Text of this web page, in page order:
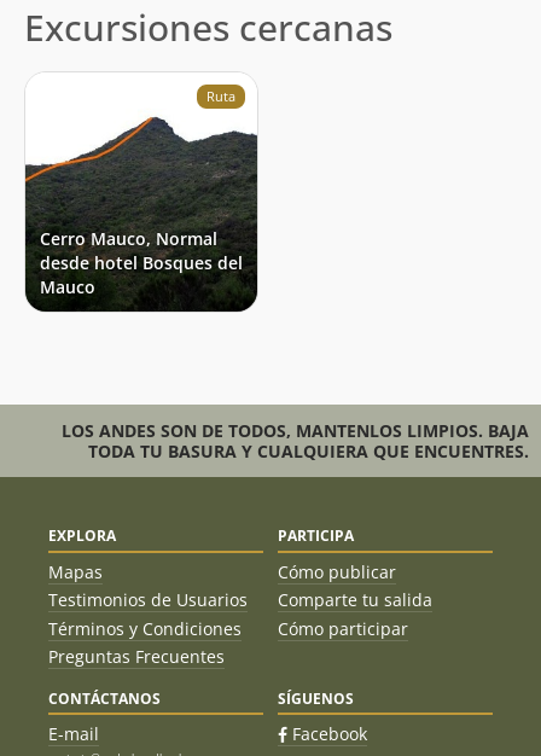
Excursiones cercanas
Ruta
Cerro Mauco, Normal
desde hotel Bosques del
Mauco
LOS ANDES SON DE TODOS, MANTENLOS LIMPIOS. BAJA
TODA TU BASURA Y CUALQUIERA QUE ENCUENTRES.
EXPLORA
Mapas
Testimonios de Usuarios
Términos y Condiciones
Preguntas Frecuentes
PARTICIPA
Cómo publicar
Comparte tu salida
Cómo participar
CONTÁCTANOS
E-mail
SÍGUENOS
Facebook